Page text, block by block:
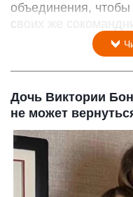
объединения, чтобы
своих же
Дочь Виктории
не может